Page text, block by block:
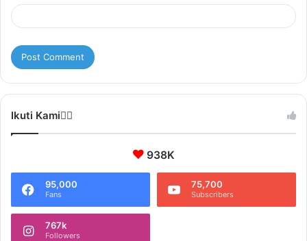
Ikuti Kami❤️‍🔥
938K
95,000
Fans
75,700
Subscribers
767k
Followers